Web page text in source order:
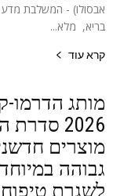
אבסולו) - המשלבת
בריא, מלא...
קרא עוד
מוצרים
גבוהה
לשגרת